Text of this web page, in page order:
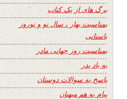
برگ های از یک کتاب
بمناسبت بهار ، سال نو و نوروز
باستانی
بمناسبت روز جهانی مادر
به یاد پدر
پاسخ به سوالات دوستان
پیام به هم میهنان